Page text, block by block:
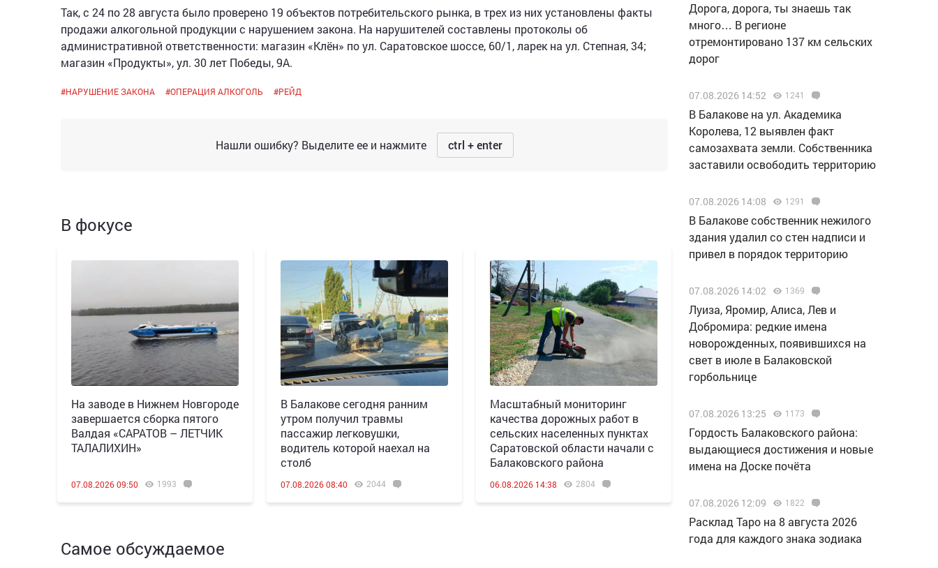
Так, с 24 по 28 августа было проверено 19 объектов потребительского рынка, в трех из них установлены факты
продажи алкогольной продукции с нарушением закона. На нарушителей составлены протоколы об
административной ответственности: магазин «Клён» по ул. Саратовское шоссе, 60/1, ларек на ул. Степная, 34;
магазин «Продукты», ул. 30 лет Победы, 9А.
#НАРУШЕНИЕ ЗАКОНА #ОПЕРАЦИЯ АЛКОГОЛЬ #РЕЙД
Нашли ошибку? Выделите ее и нажмите ctrl + enter
В фокусе
Н️а заводе в Нижнем Новгороде
завершается сборка пятого
Валдая «САРАТОВ – ЛЕТЧИК
ТАЛАЛИХИН»
07.08.2026 09:50 1993
В Балакове сегодня ранним
утром получил травмы
пассажир легковушки,
водитель которой наехал на
столб
07.08.2026 08:40 2044
Масштабный мониторинг
качества дорожных работ в
сельских населенных пунктах
Саратовской области начали с
Балаковского района
06.08.2026 14:38 2804
Самое обсуждаемое
Дорога, дорога, ты знаешь так
много… В регионе
отремонтировано 137 км сельских
дорог
07.08.2026 14:52 1241
В Балакове на ул. Академика
Королева, 12 выявлен факт
самозахвата земли. Собственника
заставили освободить территорию
07.08.2026 14:08 1291
В Балакове собственник нежилого
здания удалил со стен надписи и
привел в порядок территорию
07.08.2026 14:02 1369
Луиза, Яромир, Алиса, Лев и
Добромира: редкие имена
новорожденных, появившихся на
свет в июле в Балаковской
горбольнице
07.08.2026 13:25 1173
Гордость Балаковского района:
выдающиеся достижения и новые
имена на Доске почёта
07.08.2026 12:09 1822
Расклад Таро на 8 августа 2026
года для каждого знака зодиака